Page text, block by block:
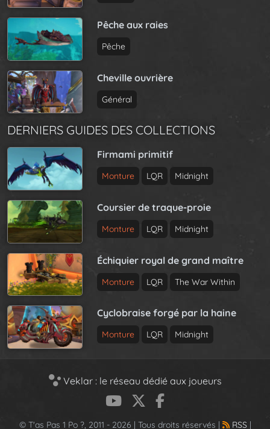
Pêche aux raies
Pêche
Cheville ouvrière
Général
DERNIERS GUIDES DES COLLECTIONS
Firmami primitif
Monture LQR Midnight
Coursier de traque-proie
Monture LQR Midnight
Échiquier royal de grand maître
Monture LQR The War Within
Cyclobraise forgé par la haine
Monture LQR Midnight
Veklar : le réseau dédié aux joueurs
© T'as Pas 1 Po ?, 2011 - 2026 | Tous droits réservés | RSS|